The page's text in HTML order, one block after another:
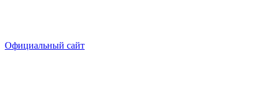
Официальный сайт